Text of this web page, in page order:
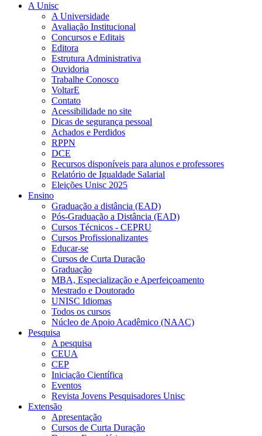
A Unisc
A Universidade
Avaliação Institucional
Concursos e Editais
Editora
Estrutura Administrativa
Ouvidoria
Trabalhe Conosco
VoltarE
Contato
Acessibilidade no site
Dicas de segurança pessoal
Achados e Perdidos
RPPN
DCE
Recursos disponíveis para alunos e professores
Relatório de Igualdade Salarial
Eleições Unisc 2025
Ensino
Graduação a distância (EAD)
Pós-Graduação a Distância (EAD)
Cursos Técnicos - CEPRU
Cursos Profissionalizantes
Educar-se
Cursos de Curta Duração
Graduação
MBA, Especialização e Aperfeiçoamento
Mestrado e Doutorado
UNISC Idiomas
Todos os cursos
Núcleo de Apoio Acadêmico (NAAC)
Pesquisa
A pesquisa
CEUA
CEP
Iniciação Científica
Eventos
Revista Jovens Pesquisadores Unisc
Extensão
Apresentação
Cursos de Curta Duração